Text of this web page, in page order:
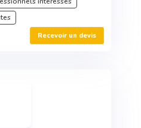
Recevoir un devis